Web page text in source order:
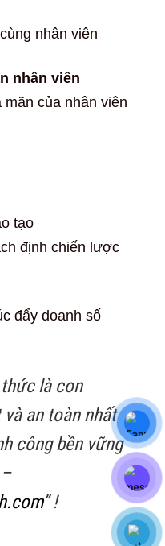
nhân viên
nhân viên
của nhân viên
tạo
định chiến lược
đẩy doanh số
là con
an toàn nhất
công bền vững
” !